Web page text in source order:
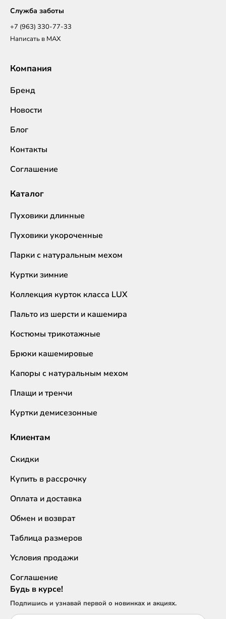
Служба заботы
+7 (963) 330-77-33
Написать в MAX
Компания
Бренд
Новости
Блог
Контакты
Соглашение
Каталог
Пуховики длинные
Пуховики укороченные
Парки с натуральным мехом
Куртки зимние
Коллекция курток класса LUX
Пальто из шерсти и кашемира
Костюмы трикотажные
Брюки кашемировые
Капоры с натуральным мехом
Плащи и тренчи
Куртки демисезонные
Клиентам
Скидки
Купить в рассрочку
Оплата и доставка
Обмен и возврат
Таблица размеров
Условия продажи
Соглашение
Будь в курсе!
Подпишись и узнавай первой о новинках и акциях.